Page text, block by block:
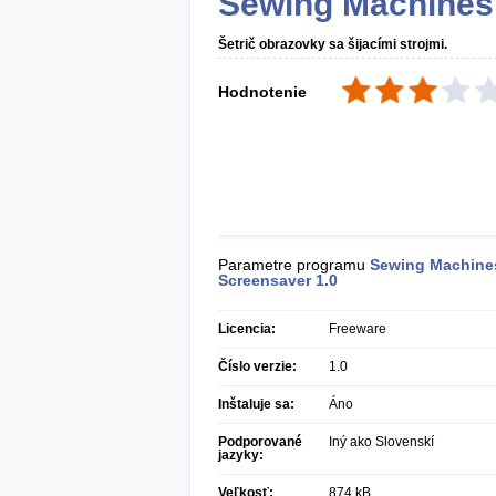
Šetrič obrazovky sa šijacími strojmi.
Hodnotenie
Parametre programu Sewing
Screensaver 1.0
Licencia: Freeware
Číslo verzie: 1.0
Inštaluje sa: Áno
Podporované
jazyky:
Iný ako Slovenskí
Veľkosť: 874 kB